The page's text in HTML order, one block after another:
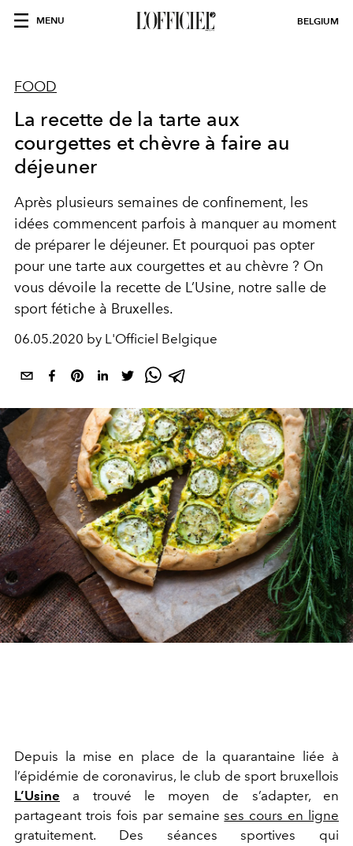
MENU BELGIUM
FOOD
La recette de la tarte aux
courgettes et chèvre à faire au
déjeuner
Après plusieurs semaines de confinement, les
idées commencent parfois à manquer au moment
de préparer le déjeuner. Et pourquoi pas opter
pour une tarte aux courgettes et au chèvre ? On
vous dévoile la recette de L’Usine, notre salle de
sport fétiche à Bruxelles.
06.05.2020 by L'Officiel Belgique
Depuis la mise en place de la quarantaine liée à
l’épidémie de coronavirus, le club de sport bruxellois
L’Usine a trouvé le moyen de s’adapter, en
partageant trois fois par semaineses cours en ligne
gratuitement. Des séances sportives qui